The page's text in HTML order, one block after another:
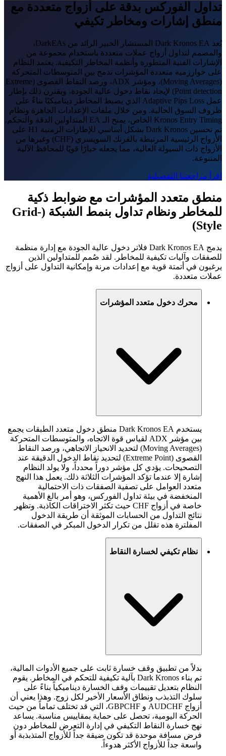
تداول الفوركس بدقة على أزواج متعددة مع
منطق إشارات ومخاطر تكيفي
يُعد Dark Kronos EA المستشار الخبير الرائد من DarkEAs،
والمصمم لتداول أزواج عملات متعددة باستخدام مجموعة من
الإشارات الفنية المتطورة وأنظمة المخاطر التكيفية. يعتمد النظام
على خوارزمية متعددة المؤشرات تدمج بين المتوسطات المتحركة
(Moving Averages)، ومؤشر ADX، ورصد النقاط القصوى (Extreme
Point detection) لإيجاد نقاط دخول عالية الجودة، ويقترن ذلك بإطار
عمل Adaptive Pips Loss الذي يضبط المخاطر ديناميكيًا بناءً على
ظروف السوق الحالية. ومن خلال ملفات الإعدادات الجاهزة ونظام
Kronos Entry Timing الخاص، يمنح الـ EA المتداولين الدقة والتحكم.
تم تحسين Dark Kronos بشكل أساسي للإطارات الزمنية H1 على
الأزواج الرئيسية المرتبطة بالفرنك السويسري (CHF) وغيرها من
الأزواج ذات السيولة العالية، مما يجعله خيارًا قويًا للمحافظ الآلية
المتنوعة.
اقرأ مراجعتنا التفصيلية
منطق متعدد المؤشرات مع ضوابط ذكية
للمخاطر ونظام تداول بنمط الشبكة (Grid-
Style)
يدمج Dark Kronos EA فلاتر دخول عالية الجودة مع إدارة منظمة
للصفقات وآليات تكيفية للمخاطر. لقد صُمم للمتداولين الذين
يرغبون في أتمتة قوية مع إعدادات مرنة وإمكانية التداول على أزواج
عملات متعددة.
محرك دخول متعدد المؤشرات
يستخدم Dark Kronos EA منطق دخول متعدد الطبقات يجمع
بين مؤشر ADX لقياس قوة الاتجاه، والمتوسطات المتحركة
(Moving Averages) لتحديد الانحياز الاتجاهي، ورصد النقاط
القصوى (Extreme Point) لتحديد نقاط الدخول الدقيقة عند
التصحيحات. يؤدي كل مؤشر دوراً محدداً، ولا يولد النظام
إشارة إلا عندما تؤكد المؤشرات الثلاثة ذلك. يعمل هذا النهج
متعدد العوامل على تصفية الصفقات ذات الاحتمالية
المنخفضة في بيئة تداول الفوركس، وهو أمر بالغ الأهمية
خاصة في أزواج CHF حيث تكثر الاختراقات الكاذبة. وتظهر
نتائج التداول من الحسابات الموثقة أن طريقة الدخول
المفلترة هذه تقلل من تكرار الدخول المبكر في الصفقات.
نظام تكيفي لخسارة النقاط
بدلاً من تطبيق وقف خسارة ثابت على جميع الأدوات المالية،
تم بناء Dark Kronos بآلية تكيفية للتحكم في المخاطر. يقوم
النظام بتعديل تقييمات وقف الخسارة ديناميكياً بناءً على
سلوك التذبذب ونطاق الأسعار الأخير لكل زوج. وهذا يعني أن
أزواج AUDCHF و GBPCHF، التي قد تختلف تماماً من حيث
الحركة اليومية، تحصل على حماية بمقاييس مناسبة. يساعد
نهج خسارة النقاط التكيفي في إدارة التعرض للمخاطر دون
فرض مسافة موحدة قد تكون ضيقة جداً للأزواج المتذبذبة أو
واسعة جداً للأزواج الأكثر هدوءاً.